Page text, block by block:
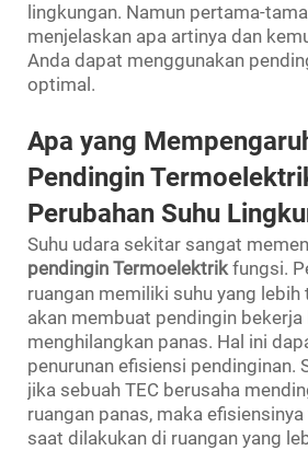
lingkungan. Namun pertama-
menjelaskan apa artinya dan
Anda dapat menggunakan
optimal.
Apa yang
Pendingin
Perubahan Suhu
Suhu udara sekitar sangat
pendingin Termoelektrikfungsi.
ruangan memiliki suhu yang lebih
akan membuat pendingin
menghilangkan panas. Hal ini
penurunan efisiensi pendinginan.
jika sebuah TEC berusaha
ruangan panas, maka
saat dilakukan di ruangan yang